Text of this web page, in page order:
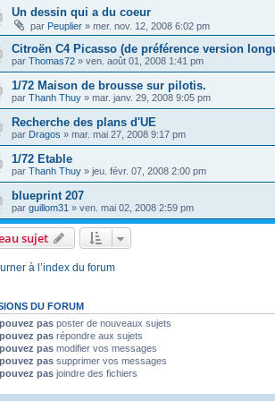
Un dessin qui a du coeur
par Peuplier » mer. nov. 12, 2008 6:02 pm
Citroën C4 Picasso (de préférence version
par Thomas72 » ven. août 01, 2008 1:41 pm
1/72 Maison de brousse sur pilotis.
par Thanh Thuy » mar. janv. 29, 2008 9:05 pm
Recherche des plans d'UE
par Dragos » mar. mai 27, 2008 9:17 pm
1/72 Etable
par Thanh Thuy » jeu. févr. 07, 2008 2:00 pm
blueprint 207
par guillom31 » ven. mai 02, 2008 2:59 pm
sujet
à l’index du forum
DU FORUM
pas poster de nouveaux sujets
pas répondre aux sujets
pas modifier vos messages
pas supprimer vos messages
pas joindre des fichiers